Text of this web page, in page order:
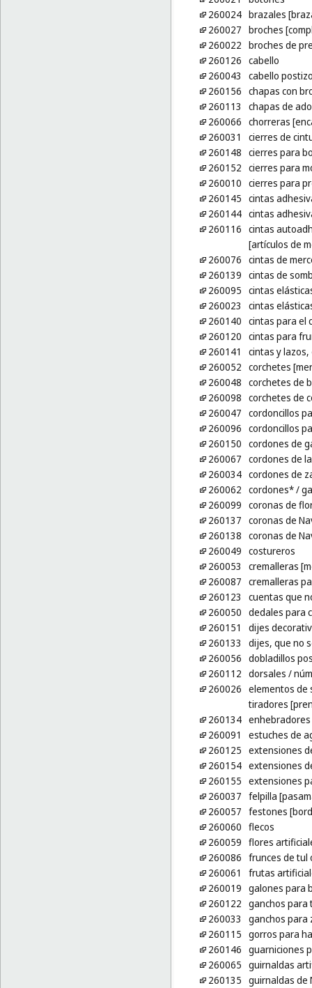
260024 brazales
260027 broches
260022 broches de
260126 cabello
260043
cabello
260156 chapas con
260113
chapas de
260066 chorreras
260031
cierres de
260148 cierres para
260152 cierres para
260010 cierres para
260145 cintas
260144 cintas
260116 cintas
[artículos de
260076 cintas de
260139 cintas de
260095 cintas
260023
cintas
260140 cintas para el
260120 cintas para
260141
cintas y
260052 corchetes
260048 corchetes de
260098 corchetes de
260047 cordoncillos
260096 cordoncillos
260150 cordones de
260067 cordones de
260034 cordones de
260062 cordones*/
260099 coronas de
260137 coronas de
260138 coronas de
260049 costureros
260053
cremalleras
260087 cremalleras
260123
cuentas que
260050 dedales para
260151
dijes
260133
dijes, que no
260056 dobladillos
260112 dorsales /
260026 elementos de
tiradores
260134
260091
estuches de
260125 extensiones
260154 extensiones
260155 extensiones
260037 felpilla
260057 festones
260060 flecos
260059 flores
260086 frunces de tul
260061
frutas
260019 galones para
260122 ganchos para
260033
ganchos para
260115 gorros para
260146 guarniciones
260065 guirnaldas
260135 guirnaldas de